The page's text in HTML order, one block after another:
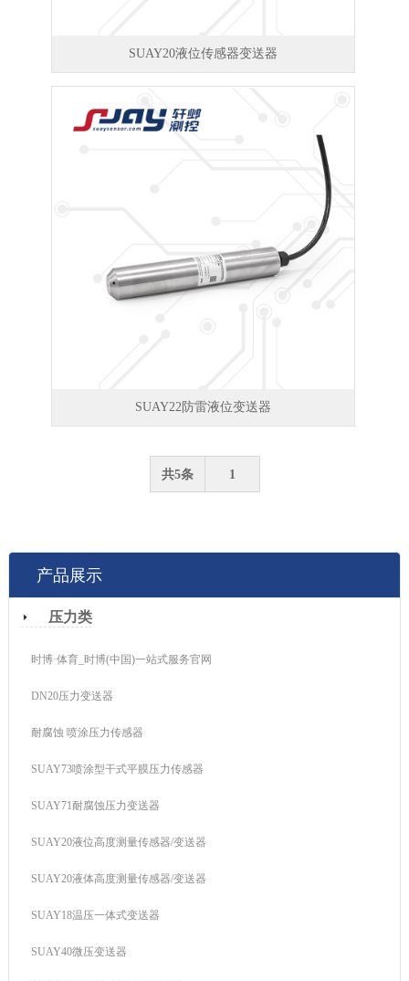
SUAY20液位传感器变送器
SUAY22防雷液位变送器
共5条 1
产品展示
压力类
时博·体育_时博(中国)一站式服务官网
DN20压力变送器
耐腐蚀 喷涂压力传感器
SUAY73喷涂型干式平膜压力传感器
SUAY71耐腐蚀压力变送器
SUAY20液位高度测量传感器/变送器
SUAY20液体高度测量传感器/变送器
SUAY18温压一体式变送器
SUAY40微压变送器